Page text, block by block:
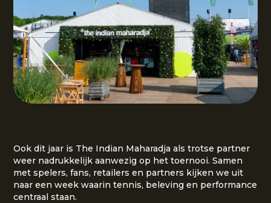
Ook dit jaar is The Indian Maharadja als trotse partner
weer nadrukkelijk aanwezig op het toernooi. Samen
met spelers, fans, retailers en partners kijken we uit
naar een week waarin tennis, beleving en performance
centraal staan.